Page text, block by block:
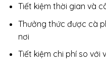
Tiết kiệm thời gian và
Thưởng thức được cà
nơi
Tiết kiệm chi phí so với